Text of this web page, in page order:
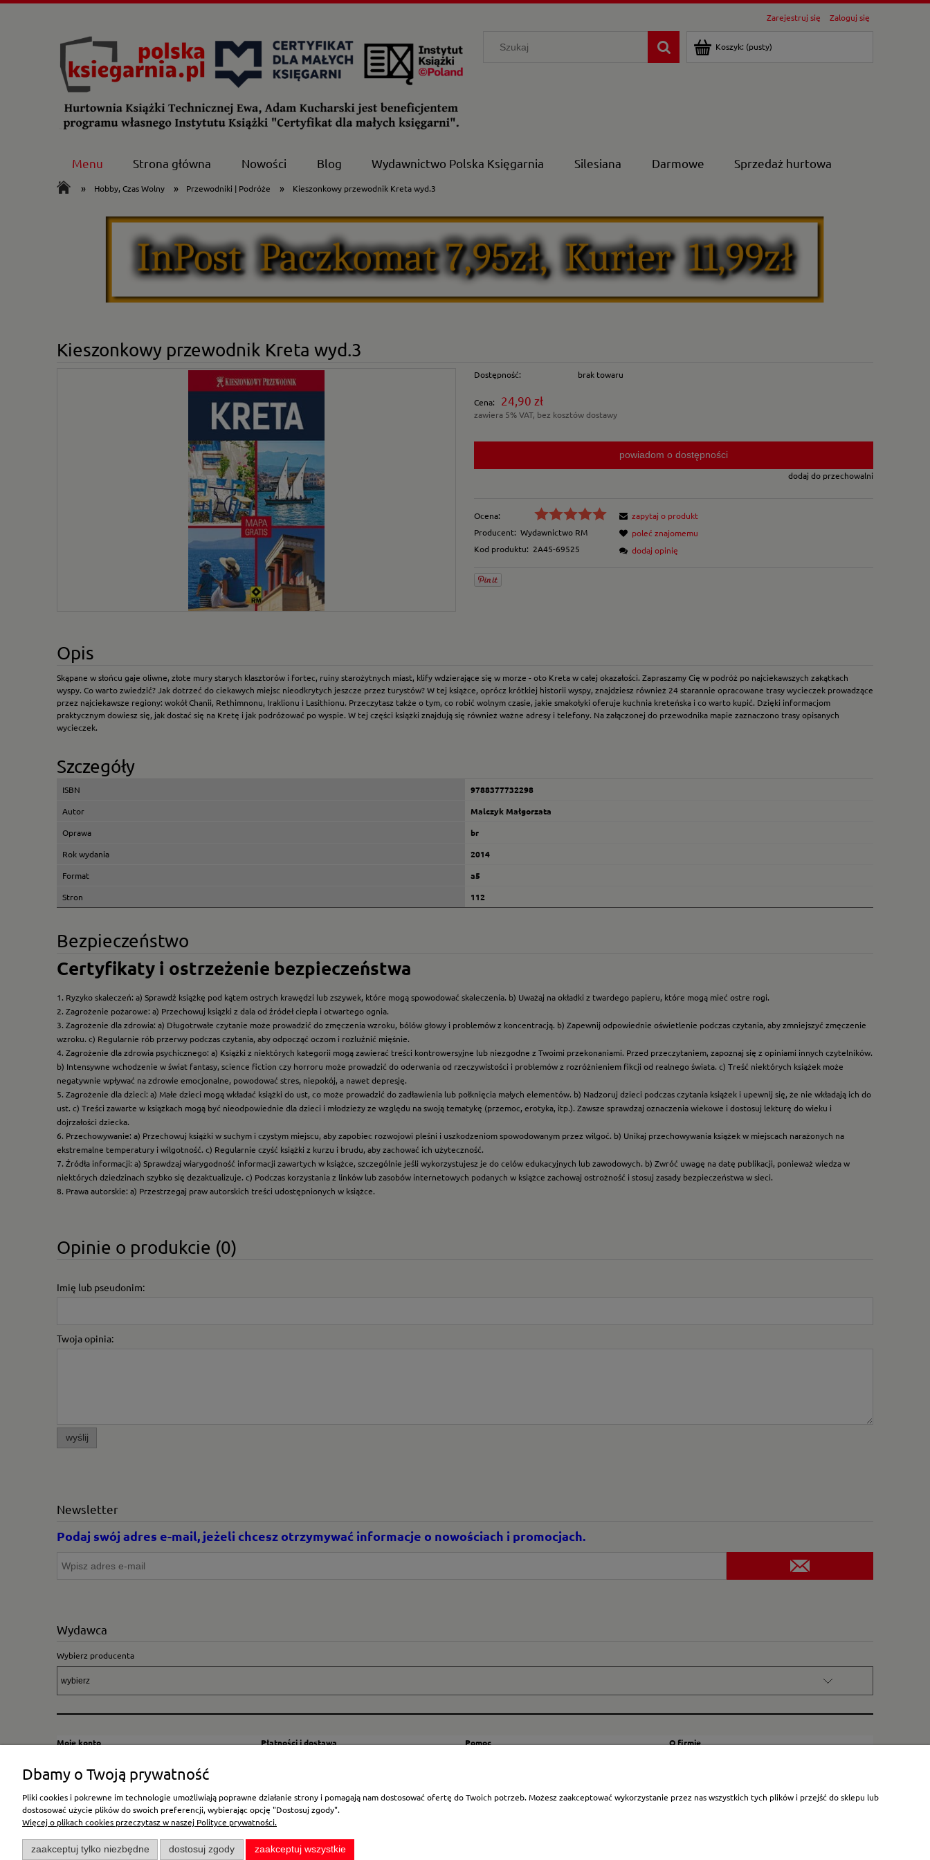
Zarejestruj się Zaloguj się
Koszyk: (pusty)
Menu Strona główna Nowości Blog Wydawnictwo Polska Księgarnia Silesiana Darmowe Sprzedaż hurtowa
» Hobby, Czas Wolny » Przewodniki | Podróże » Kieszonkowy przewodnik Kreta wyd.3
Kieszonkowy przewodnik Kreta wyd.3
Dostępność: brak towaru
Cena: 24,90 zł
zawiera 5% VAT, bez kosztów dostawy
powiadom o dostępności
dodaj do przechowalni
Ocena:
Producent: Wydawnictwo RM
Kod produktu: 2A45-69525
zapytaj o produkt
poleć znajomemu
dodaj opinię
Opis
Skąpane w słońcu gaje oliwne, złote mury starych klasztorów i fortec, ruiny starożytnych miast, klify wdzierające się w morze - oto Kreta w całej okazałości. Zapraszamy Cię w podróż po najciekawszych zakątkach
wyspy. Co warto zwiedzić? Jak dotrzeć do ciekawych miejsc nieodkrytych jeszcze przez turystów? W tej książce, oprócz krótkiej historii wyspy, znajdziesz również 24 starannie opracowane trasy wycieczek prowadzące
przez najciekawsze regiony: wokół Chanii, Rethimnonu, Iraklionu i Lasithionu. Przeczytasz także o tym, co robić wolnym czasie, jakie smakołyki oferuje kuchnia kreteńska i co warto kupić. Dzięki informacjom
praktycznym dowiesz się, jak dostać się na Kretę i jak podróżować po wyspie. W tej części książki znajdują się również ważne adresy i telefony. Na załączonej do przewodnika mapie zaznaczono trasy opisanych
wycieczek.
Szczegóły
ISBN
9788377732298
Autor
Malczyk Małgorzata
Oprawa
br
Rok wydania
2014
Format
a5
Stron
112
Bezpieczeństwo
Certyfikaty i ostrzeżenie bezpieczeństwa
1. Ryzyko skaleczeń: a) Sprawdź książkę pod kątem ostrych krawędzi lub zszywek, które mogą spowodować skaleczenia. b) Uważaj na okładki z twardego papieru, które mogą mieć ostre rogi.
2. Zagrożenie pożarowe: a) Przechowuj książki z dala od źródeł ciepła i otwartego ognia.
3. Zagrożenie dla zdrowia: a) Długotrwałe czytanie może prowadzić do zmęczenia wzroku, bólów głowy i problemów z koncentracją. b) Zapewnij odpowiednie oświetlenie podczas czytania, aby zmniejszyć zmęczenie
wzroku. c) Regularnie rób przerwy podczas czytania, aby odpocząć oczom i rozluźnić mięśnie.
4. Zagrożenie dla zdrowia psychicznego: a) Książki z niektórych kategorii mogą zawierać treści kontrowersyjne lub niezgodne z Twoimi przekonaniami. Przed przeczytaniem, zapoznaj się z opiniami innych czytelników.
b) Intensywne wchodzenie w świat fantasy, science fiction czy horroru może prowadzić do oderwania od rzeczywistości i problemów z rozróżnieniem fikcji od realnego świata. c) Treść niektórych książek może
negatywnie wpływać na zdrowie emocjonalne, powodować stres, niepokój, a nawet depresję.
5. Zagrożenie dla dzieci: a) Małe dzieci mogą wkładać książki do ust, co może prowadzić do zadławienia lub połknięcia małych elementów. b) Nadzoruj dzieci podczas czytania książek i upewnij się, że nie wkładają ich do
ust. c) Treści zawarte w książkach mogą być nieodpowiednie dla dzieci i młodzieży ze względu na swoją tematykę (przemoc, erotyka, itp.). Zawsze sprawdzaj oznaczenia wiekowe i dostosuj lekturę do wieku i
dojrzałości dziecka.
6. Przechowywanie: a) Przechowuj książki w suchym i czystym miejscu, aby zapobiec rozwojowi pleśni i uszkodzeniom spowodowanym przez wilgoć. b) Unikaj przechowywania książek w miejscach narażonych na
ekstremalne temperatury i wilgotność. c) Regularnie czyść książki z kurzu i brudu, aby zachować ich użyteczność.
7. Źródła informacji: a) Sprawdzaj wiarygodność informacji zawartych w książce, szczególnie jeśli wykorzystujesz je do celów edukacyjnych lub zawodowych. b) Zwróć uwagę na datę publikacji, ponieważ wiedza w
niektórych dziedzinach szybko się dezaktualizuje. c) Podczas korzystania z linków lub zasobów internetowych podanych w książce zachowaj ostrożność i stosuj zasady bezpieczeństwa w sieci.
8. Prawa autorskie: a) Przestrzegaj praw autorskich treści udostępnionych w książce.
Opinie o produkcie (0)
Imię lub pseudonim:
Twoja opinia:
wyślij
Newsletter
Podaj swój adres e-mail, jeżeli chcesz otrzymywać informacje o nowościach i promocjach.
Wydawca
Wybierz producenta
Moje konto
Twoje zamówienia
Ustawienia konta
Przechowalnia
Płatności i dostawa
Płatność
Pomoc
Polityka cookies
O firmie
Blog
Dbamy o Twoją prywatność
Pliki cookies i pokrewne im technologie umożliwiają poprawne działanie strony i pomagają nam dostosować ofertę do Twoich potrzeb. Możesz zaakceptować wykorzystanie przez nas wszystkich tych plików i przejść do sklepu lub
dostosować użycie plików do swoich preferencji, wybierając opcję "Dostosuj zgody".
Więcej o plikach cookies przeczytasz w naszej Polityce prywatności.
zaakceptuj tylko niezbędne dostosuj zgody zaakceptuj wszystkie